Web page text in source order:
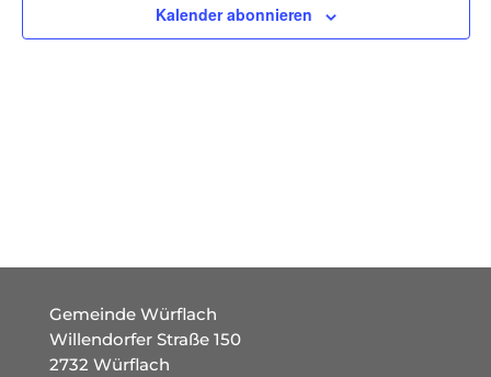
Kalender abonnieren
Gemeinde Würflach
Willendorfer Straße 150
2732 Würflach